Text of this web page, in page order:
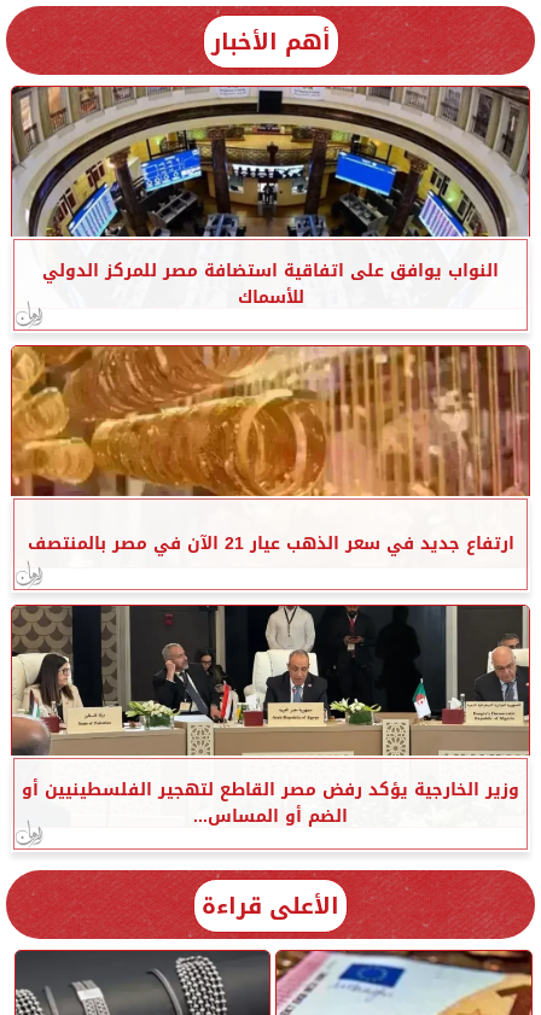
أهم الأخبار
النواب يوافق على اتفاقية استضافة مصر للمركز الدولي
للأسماك
ارتفاع جديد في سعر الذهب عيار 21 الآن في مصر بالمنتصف
وزير الخارجية يؤكد رفض مصر القاطع لتهجير الفلسطينيين أو
الضم أو المساس...
الأعلى قراءة